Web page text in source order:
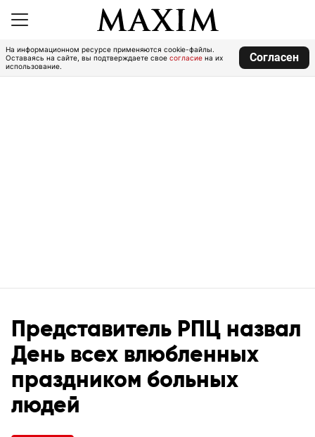
На информационном ресурсе применяются cookie-файлы.
Оставаясь на сайте, вы подтверждаете свое согласие на их
использование.
Согласен
Представитель РПЦ назвал
День всех влюбленных
праздником больных
людей